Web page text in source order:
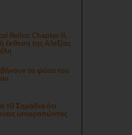
Relics: Chapter II,
έκθεση της Αλεξίας
τα φώτα του
10 Σημάδια ότι
ισορροπώντας